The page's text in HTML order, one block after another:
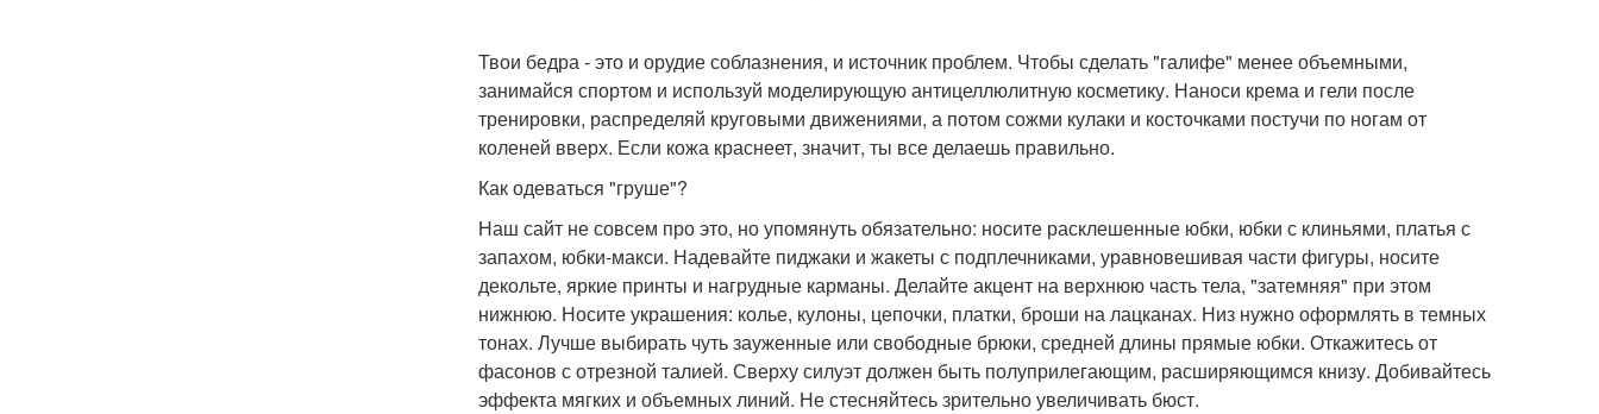
Твои бедра - это и орудие соблазнения, и источник проблем. Чтобы сделать "галифе" менее объемными,
занимайся спортом и используй моделирующую антицеллюлитную косметику. Наноси крема и гели после
тренировки, распределяй круговыми движениями, а потом сожми кулаки и косточками постучи по ногам от
коленей вверх. Если кожа краснеет, значит, ты все делаешь правильно.
Как одеваться "груше"?
Наш сайт не совсем про это, но упомянуть обязательно: носите расклешенные юбки, юбки с клиньями, платья с
запахом, юбки-макси. Надевайте пиджаки и жакеты с подплечниками, уравновешивая части фигуры, носите
декольте, яркие принты и нагрудные карманы. Делайте акцент на верхнюю часть тела, "затемняя" при этом
нижнюю. Носите украшения: колье, кулоны, цепочки, платки, броши на лацканах. Низ нужно оформлять в темных
тонах. Лучше выбирать чуть зауженные или свободные брюки, средней длины прямые юбки. Откажитесь от
фасонов с отрезной талией. Сверху силуэт должен быть полуприлегающим, расширяющимся книзу. Добивайтесь
эффекта мягких и объемных линий. Не стесняйтесь зрительно увеличивать бюст.